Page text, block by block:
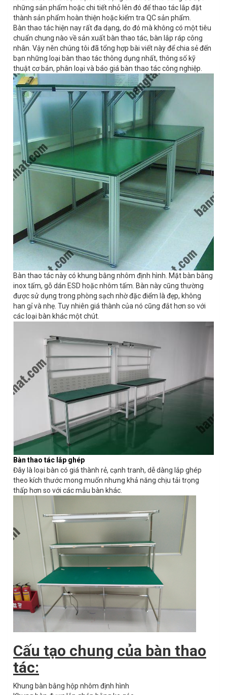
những sản phẩm hoặc chi tiết nhỏ lên đó để thao tác lắp đặt
thành sản phẩm hoàn thiện hoặc kiểm tra QC sản phẩm.
Bàn thao tác hiện nay rất đa dạng, do đó mà không có một tiêu
chuẩn chung nào về sản xuất bàn thao tác, bàn lắp ráp công
nhân. Vậy nên chúng tôi đã tổng hợp bài viết này để chia sẻ đến
bạn những loại bàn thao tác thông dụng nhất, thông số kỹ
thuật cơ bản, phân loại và báo giá bàn thao tác công nghiệp.
Bàn thao tác này có khung bằng nhôm định hình. Mặt bàn bằng
inox tấm, gỗ dán ESD hoặc nhôm tấm. Bàn này cũng thường
được sử dụng trong phòng sạch nhờ đặc điểm là đẹp, không
han gỉ và nhẹ. Tuy nhiên giá thành của nó cũng đắt hơn so với
các loại bàn khác một chút.
Bàn thao tác lắp ghép
Đây là loại bàn có giá thành rẻ, cạnh tranh, dễ dàng lắp ghép
theo kích thước mong muốn nhưng khả năng chịu tải trọng
thấp hơn so với các mẫu bàn khác.
Cấu tạo chung của bàn thao
tác:
Khung bàn bằng hộp nhôm định hình